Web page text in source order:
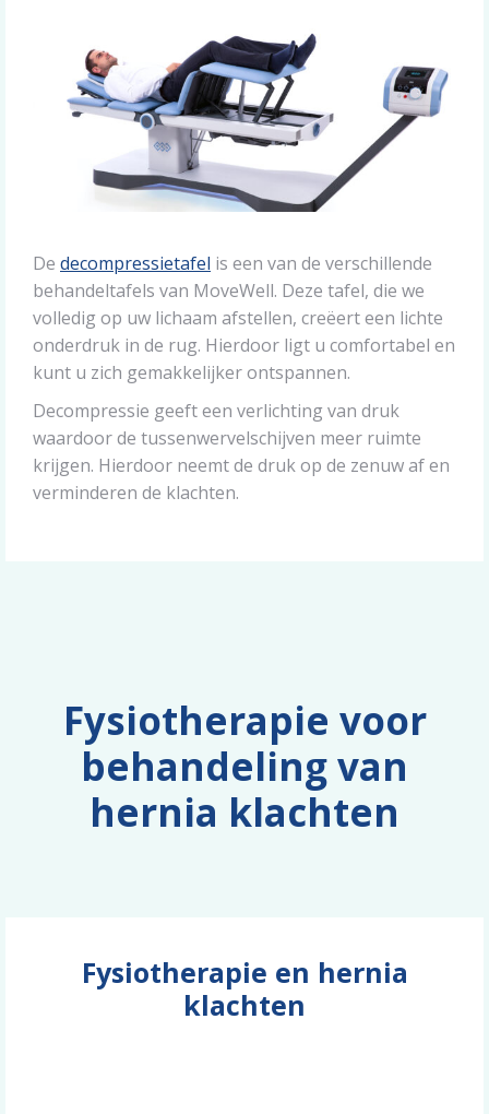
De decompressietafel is een van de verschillende
behandeltafels van MoveWell. Deze tafel, die we
volledig op uw lichaam afstellen, creëert een lichte
onderdruk in de rug. Hierdoor ligt u comfortabel en
kunt u zich gemakkelijker ontspannen.
Decompressie geeft een verlichting van druk
waardoor de tussenwervelschijven meer ruimte
krijgen. Hierdoor neemt de druk op de zenuw af en
verminderen de klachten.
Fysiotherapie voor
behandeling van
hernia klachten
Fysiotherapie en hernia
klachten